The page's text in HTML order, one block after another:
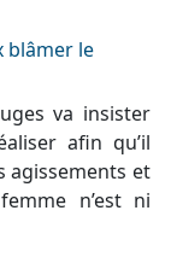
blâmer le
va insister
afin qu’il
agissements et
n’est ni